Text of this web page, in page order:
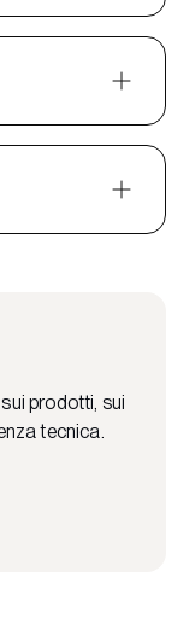
prodotti, sui
tecnica.